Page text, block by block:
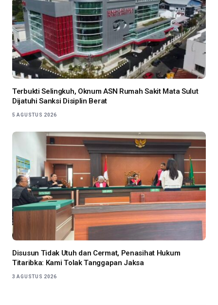
Terbukti Selingkuh, Oknum ASN Rumah Sakit Mata Sulut
Dijatuhi Sanksi Disiplin Berat
5 AGUSTUS 2026
Disusun Tidak Utuh dan Cermat, Penasihat Hukum
Titaribka: Kami Tolak Tanggapan Jaksa
3 AGUSTUS 2026